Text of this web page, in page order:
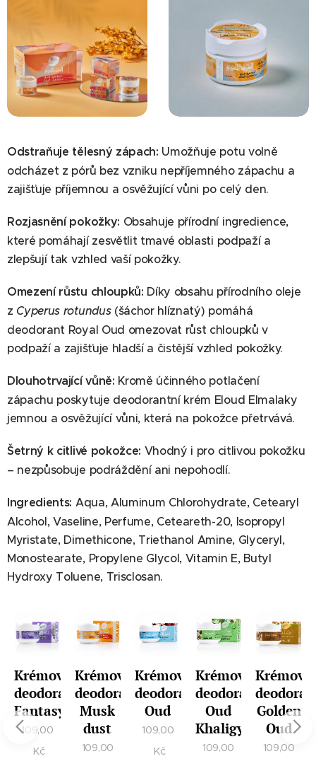
Odstraňuje tělesný zápach: Umožňuje potu volně
odcházet z pórů bez vzniku nepříjemného zápachu a
zajišťuje příjemnou a osvěžující vůni po celý den.
Rozjasnění pokožky: Obsahuje přírodní ingredience,
které pomáhají zesvětlit tmavé oblasti podpaží a
zlepšují tak vzhled vaší pokožky.
Omezení růstu chloupků: Díky obsahu přírodního oleje
z Cyperus rotundus(šáchor hlíznatý) pomáhá
deodorant Royal Oud omezovat růst chloupků v
podpaží a zajišťuje hladší a čistější vzhled pokožky.
Dlouhotrvající vůně: Kromě účinného potlačení
zápachu poskytuje deodorantní krém Eloud Elmalaky
jemnou a osvěžující vůni, která na pokožce přetrvává.
Šetrný k citlivé pokožce: Vhodný i pro citlivou pokožku
– nezpůsobuje podráždění ani nepohodlí.
Ingredients: Aqua, Aluminum Chlorohydrate, Cetearyl
Alcohol, Vaseline, Perfume, Ceteareth-20, Isopropyl
Myristate, Dimethicone, Triethanol Amine, Glyceryl,
Monostearate, Propylene Glycol, Vitamin E, Butyl
Hydroxy Toluene, Trisclosan.
Krémový
deodorant
Fantasy
109,00
Kč
Krémový
deodorant
Musk
dust
109,00
Krémový
deodorant
Oud
109,00
Kč
Krémový
deodorant
Oud
Khaligy
109,00
Krémový
Golden
Oud
109,00